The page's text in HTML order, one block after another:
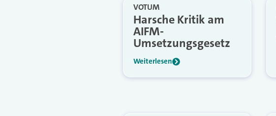
VOTUM
Harsche Kritik am
AIFM-
Umsetzungsgesetz
Weiterlesen